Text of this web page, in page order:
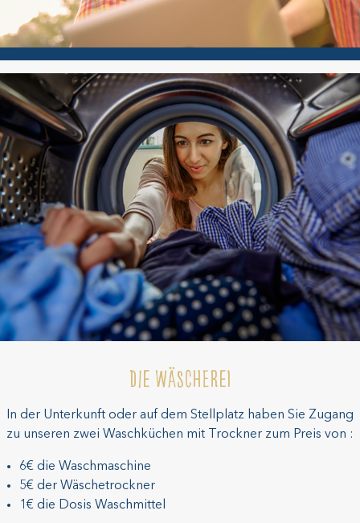
Die Wäscherei
In der Unterkunft oder auf dem Stellplatz haben Sie Zugang
zu unseren zwei Waschküchen mit Trockner zum Preis von :
6€ die Waschmaschine
5€ der Wäschetrockner
1€ die Dosis Waschmittel